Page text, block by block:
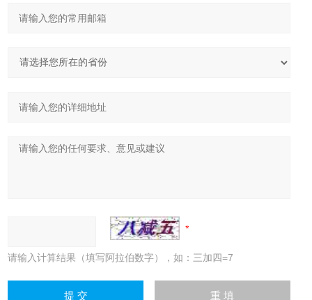
请输入计算结果（填写阿拉伯数字），如：三加四=7